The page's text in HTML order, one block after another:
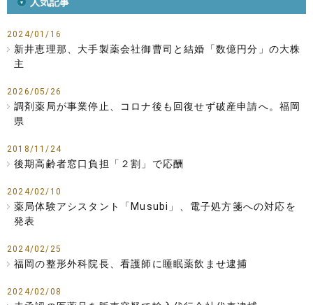
2024/01/16
新井恵理那、大手製薬会社御曹司と結婚「数億円分」の大株
主
2026/05/26
調剤薬局が事業停止、コロナ後も回復せず破産申請へ。福岡
県
2018/11/24
後期高齢者窓口負担「２割」で応酬
2024/02/10
薬局体験アシスタント「Musubi」、電子処方箋への対応を
発表
2024/02/25
福岡の整形外科院長、看護師に睡眠薬飲ませ逮捕
2024/02/08